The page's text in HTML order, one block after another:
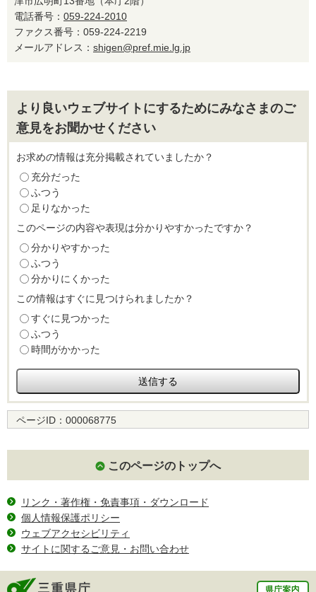
電話番号： 059-224-2010
ファクス番号：059-224-2219
メールアドレス： shigen@pref.mie.lg.jp
より良いウェブサイトにするためにみなさまのご
意見をお聞かせください
お求めの情報は充分掲載されていましたか？
充分だった
ふつう
足りなかった
このページの内容や表現は分かりやすかったですか？
分かりやすかった
ふつう
分かりにくかった
この情報はすぐに見つけられましたか？
すぐに見つかった
ふつう
時間がかかった
ページID： 000068775
このページのトップへ
リンク・著作権・免責事項・ダウンロード
個人情報保護ポリシー
ウェブアクセシビリティ
サイトに関するご意見・お問い合わせ